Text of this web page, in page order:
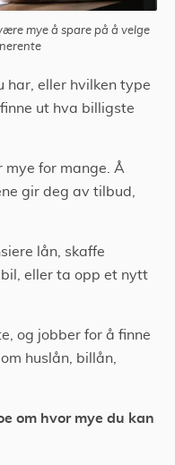
mye å spare på å velge
ut hva billigste
for mange. Å
gir deg av tilbud,
lån, skaffe
eller ta opp et nytt
og jobber for å finne
huslån, billån,
om hvor mye du kan